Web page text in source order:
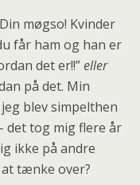
møgso! Kvinder
får ham og han er
det er!!”eller
på det. Min
blev simpelthen
det tog mig flere år
ikke på andre
at tænke over?